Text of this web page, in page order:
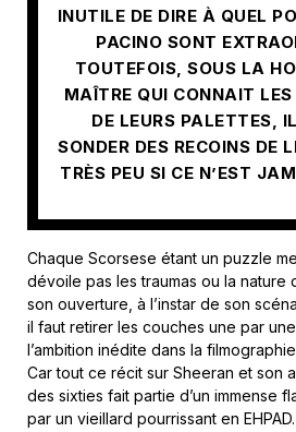
INUTILE DE DIRE À QUEL
PACINO SONT
TOUTEFOIS, SOUS LA
MAÎTRE QUI CONNAIT
DE LEURS PALETTES,
SONDER DES RECOINS DE
TRÈS PEU SI CE N’EST
Chaque Scorsese étant un puzzle
dévoile pas les traumas ou la nature
son ouverture, à l’instar de son
il faut retirer les couches une par
l’ambition inédite dans la
Car tout ce récit sur Sheeran et son
des sixties fait partie d’un immense
par un vieillard pourrissant en